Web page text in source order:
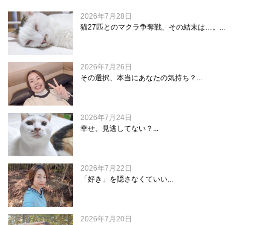
2026年7月28日
猫27匹とのマクラ争奪戦、その結末は…。...
2026年7月26日
その選択、本当にあなたの気持ち？...
2026年7月24日
幸せ、見逃してない？...
2026年7月22日
「好き」を隠さなくていい...
2026年7月20日